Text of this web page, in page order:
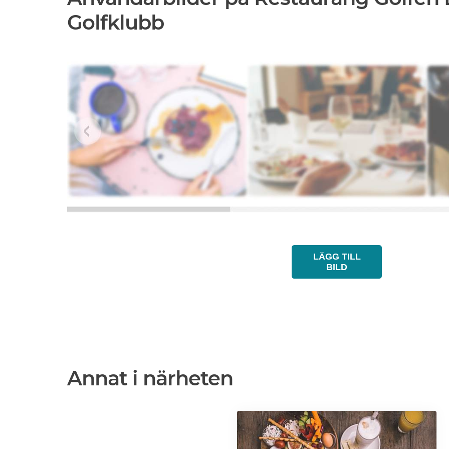
Golfklubb
LÄGG TILL
BILD
Annat i närheten